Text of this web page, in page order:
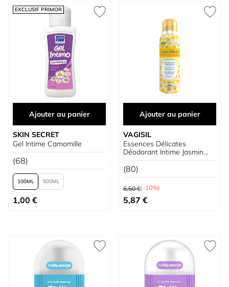
EXCLUSIF PRIMOR
Ajouter au panier
SKIN SECRET
Gel Intime Camomille
(68)
100 500
À partir de
1,00 €
Ajouter au panier
VAGISIL
Essences Délicates
Déodorant Intime Jasmin
Blanc
(80)
Prix normal
6,50 €(-10%)
Prix spécial
5,87 €